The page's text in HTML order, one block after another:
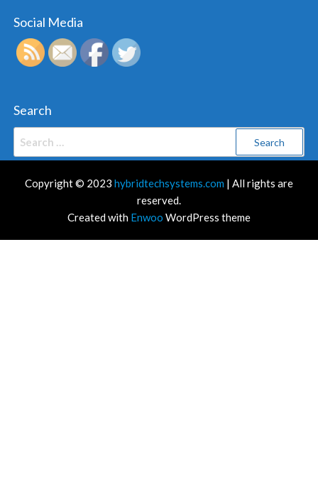
Social Media
Search
Copyright © 2023 hybridtechsystems.com | All rights are
reserved.
Created with Enwoo WordPress theme